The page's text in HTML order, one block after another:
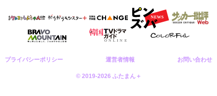
プライバシーポリシー 運営者情報 お問い合わせ
© 2019-2026 ふたまん＋